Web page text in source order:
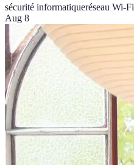
sécurité informatiqueréseau Wi-Fi
Aug 8